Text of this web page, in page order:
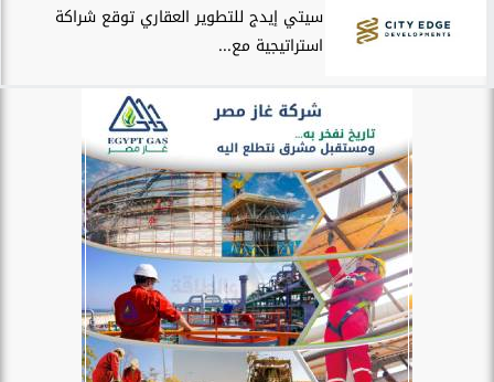
سيتي إيدج للتطوير العقاري توقع شراكة
استراتيجية مع...